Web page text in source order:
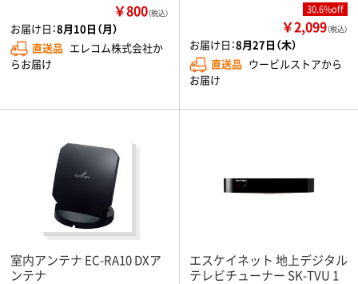
￥800（税込）
お届け日：8月10日（月）
直送品 エレコム株式会社か
らお届け
30.6%off
￥2,099（税込）
お届け日：8月27日（木）
直送品 ウービルストアから
お届け
室内アンテナ EC-RA10 DXア
ンテナ
エスケイネット 地上デジタル
テレビチューナー SK-TVU 1